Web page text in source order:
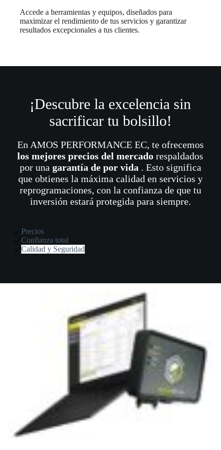
Accede a herramientas y equipos, diseñados para
maximizar el rendimiento de tus servicios y garantizar
resultados excepcionales a tus clientes.
¡Descubre la excelencia sin
sacrificar tu bolsillo!
En AMOS PERFORMANCE EC, te ofrecemos
los mejores precios del mercado respaldados
por una garantía de por vida . Esto significa
que obtienes la máxima calidad en servicios y
reprogramaciones, con la confianza de que tu
inversión estará protegida para siempre.
Precios
Confianza total
Calidad y Seguridad